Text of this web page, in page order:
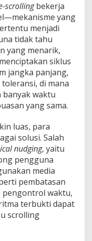
scrollingbekerja
yang
menjadi
tidak tahu
yang menarik,
siklus
jangka panjang,
di mana
waktu
yang sama.
luas, para
solusi. Salah
nudging, yaitu
pengguna
media
pembatasan
pengontrol waktu,
terbukti dapat
scrolling